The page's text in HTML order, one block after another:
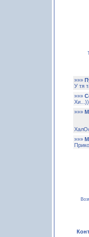
»»»
У тя
»»»
»»»
»»»